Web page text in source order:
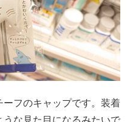
フのキャップです。装着
な見た目になるみたいで